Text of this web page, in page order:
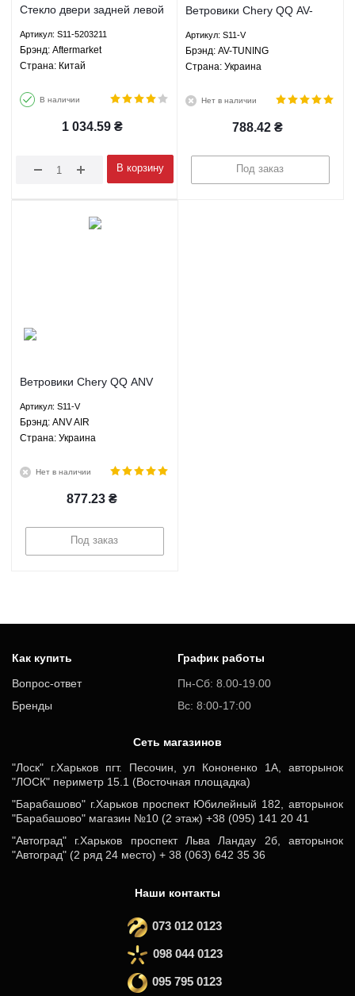
Стекло двери задней левой
Aftermarket S11-5203211
Артикул: S11-5203211
Брэнд: Aftermarket
Страна: Китай
В наличии
1 034.59₴
В корзину
Ветровики Chery QQ AV-
Артикул: S11-V
Брэнд: AV-TUNING
Страна: Украина
Нет в наличии
788.42 ₴
Под заказ
Ветровики Chery QQ ANV
Артикул: S11-V
Брэнд: ANV AIR
Страна: Украина
Нет в наличии
877.23 ₴
Под заказ
Как купить
Вопрос-ответ
Бренды
График работы
Пн-Сб: 8.00-19.00
Вс: 8:00-17:00
Cеть магазинов
"Лоск" г.Харьков пгт. Песочин, ул Кононенко 1А, авторынок
"ЛОСК" периметр 15.1 (Восточная площадка)
"Барабашово" г.Харьков проспект Юбилейный 182, авторынок
"Барабашово" магазин №10 (2 этаж) +38 (095) 141 20 41
"Автоград" г.Харьков проспект Льва Ландау 2б, авторынок
"Автоград" (2 ряд 24 место) + 38 (063) 642 35 36
Наши контакты
073 012 0123
098 044 0123
095 795 0123